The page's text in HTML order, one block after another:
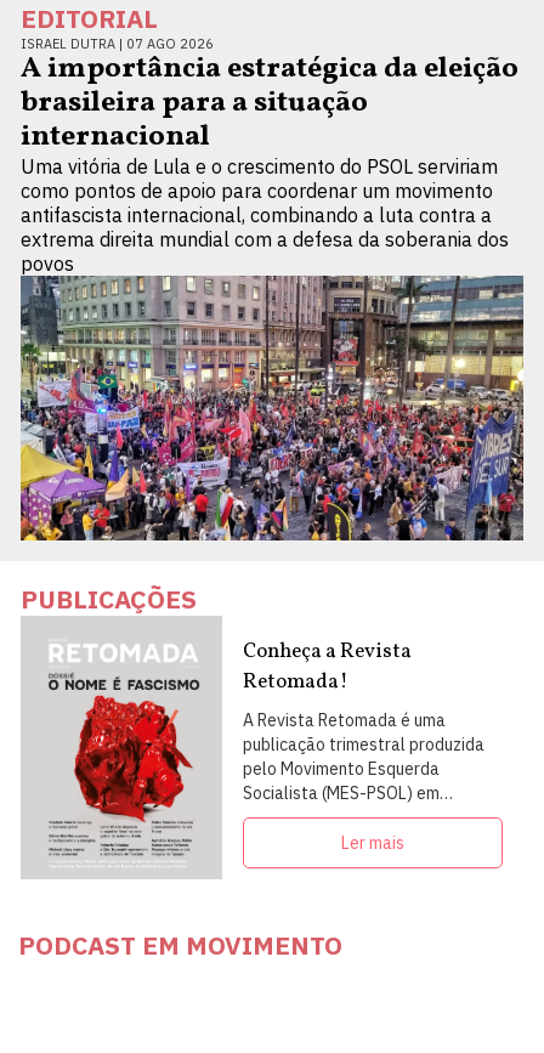
EDITORIAL
ISRAEL DUTRA | 07 AGO 2026
A importância estratégica da eleição
brasileira para a situação
internacional
Uma vitória de Lula e o crescimento do PSOL serviriam
como pontos de apoio para coordenar um movimento
antifascista internacional, combinando a luta contra a
extrema direita mundial com a defesa da soberania dos
povos
PUBLICAÇÕES
Conheça a Revista
Retomada!
A Revista Retomada é uma
publicação trimestral produzida
pelo Movimento Esquerda
Socialista (MES-PSOL) em
articulação com intelectuais,
militantes e artistas
Ler mais
PODCAST EM MOVIMENTO